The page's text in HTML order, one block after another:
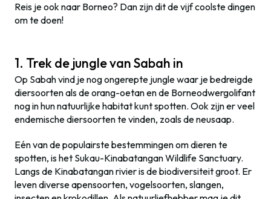
Reis je ook naar Borneo? Dan zijn dit de vijf coolste dingen
om te doen!
1. Trek de jungle van Sabah in
Op Sabah vind je nog ongerepte jungle waar je bedreigde
diersoorten als de orang-oetan en de Borneodwergolifant
nog in hun natuurlijke habitat kunt spotten. Ook zijn er veel
endemische diersoorten te vinden, zoals de neusaap.
Eén van de populairste bestemmingen om dieren te
spotten, is het Sukau-Kinabatangan Wildlife Sanctuary.
Langs de Kinabatangan rivier is de biodiversiteit groot. Er
leven diverse apensoorten, vogelsoorten, slangen,